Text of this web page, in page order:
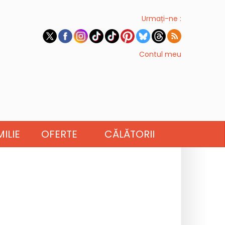
Urmați-ne :
Contul meu
OFERTE CĂLĂTORII